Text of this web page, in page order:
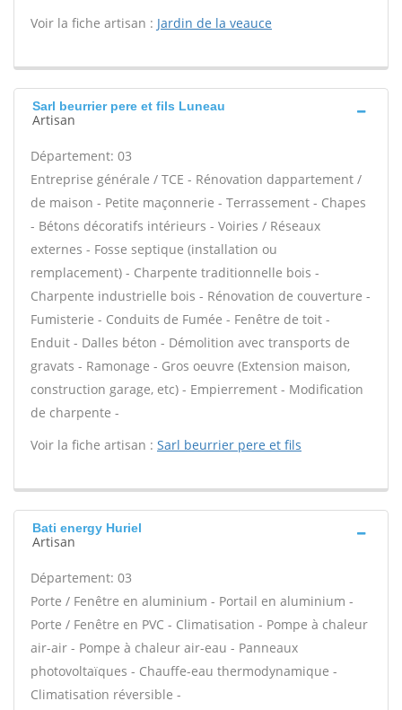
Voir la fiche artisan : Jardin de la veauce
Sarl beurrier pere et fils Luneau
Artisan
Département: 03
Entreprise générale / TCE - Rénovation dappartement /
de maison - Petite maçonnerie - Terrassement - Chapes
- Bétons décoratifs intérieurs - Voiries / Réseaux
externes - Fosse septique (installation ou
remplacement) - Charpente traditionnelle bois -
Charpente industrielle bois - Rénovation de couverture -
Fumisterie - Conduits de Fumée - Fenêtre de toit -
Enduit - Dalles béton - Démolition avec transports de
gravats - Ramonage - Gros oeuvre (Extension maison,
construction garage, etc) - Empierrement - Modification
de charpente -
Voir la fiche artisan : Sarl beurrier pere et fils
Bati energy Huriel
Artisan
Département: 03
Porte / Fenêtre en aluminium - Portail en aluminium -
Porte / Fenêtre en PVC - Climatisation - Pompe à chaleur
air-air - Pompe à chaleur air-eau - Panneaux
photovoltaïques - Chauffe-eau thermodynamique -
Climatisation réversible -